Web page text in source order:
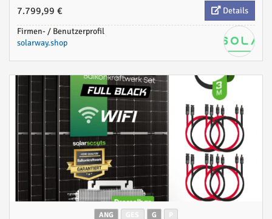
7.799,99 €
Details
Firmen- / Benutzerprofil
solarway.shop
ANG G